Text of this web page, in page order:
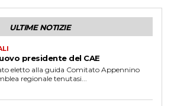
ULTIME NOTIZIE
presidente del CAE
eletto alla guida Comitato Appennino
regionale tenutasi...